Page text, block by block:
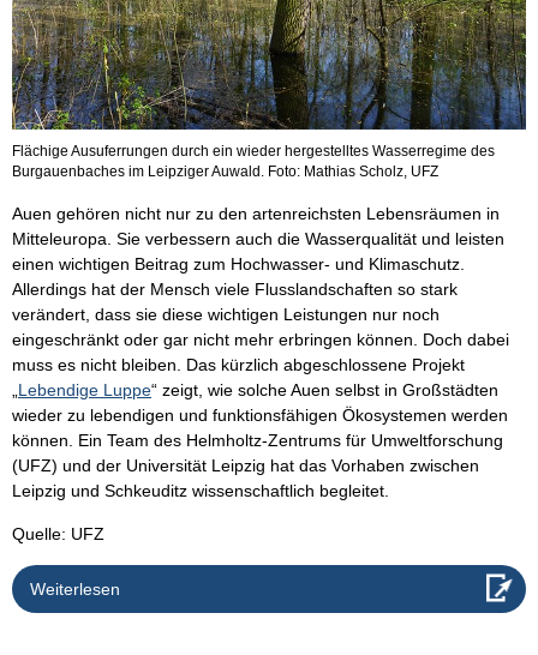
Flächige Ausuferrungen durch ein wieder hergestelltes Wasserregime des
Burgauenbaches im Leipziger Auwald. Foto: Mathias Scholz, UFZ
Auen gehören nicht nur zu den artenreichsten Lebensräumen in
Mitteleuropa. Sie verbessern auch die Wasserqualität und leisten
einen wichtigen Beitrag zum Hochwasser- und Klimaschutz.
Allerdings hat der Mensch viele Flusslandschaften so stark
verändert, dass sie diese wichtigen Leistungen nur noch
eingeschränkt oder gar nicht mehr erbringen können. Doch dabei
muss es nicht bleiben. Das kürzlich abgeschlossene Projekt
Lebendige Luppe“ zeigt, wie solche Auen selbst in Großstädten
wieder zu lebendigen und funktionsfähigen Ökosystemen werden
können. Ein Team des Helmholtz-Zentrums für Umweltforschung
(UFZ) und der Universität Leipzig hat das Vorhaben zwischen
Leipzig und Schkeuditz wissenschaftlich begleitet.
Quelle: UFZ
Weiterlesen